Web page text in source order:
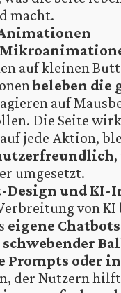
macht.
auf kleinen
beleben die
auf
Die Seite
jede Aktion,
umgesetzt.
Design und
von KI
eigene Chatbots
schwebender
Prompts oder
der Nutzern